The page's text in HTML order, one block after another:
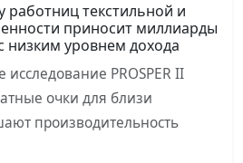
работниц текстильной и
приносит миллиарды
низким уровнем дохода
PROSPER II
очки для близи
производительность